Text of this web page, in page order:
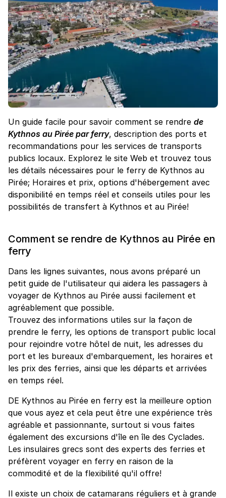
Un guide facile pour savoir comment se rendre de
Kythnos au Pirée par ferry, description des ports et
recommandations pour les services de transports
publics locaux. Explorez le site Web et trouvez tous
les détails nécessaires pour le ferry de Kythnos au
Pirée; Horaires et prix, options d'hébergement avec
disponibilité en temps réel et conseils utiles pour les
possibilités de transfert à Kythnos et au Pirée!
Comment se rendre de Kythnos au Pirée en
ferry
Dans les lignes suivantes, nous avons préparé un
petit guide de l'utilisateur qui aidera les passagers à
voyager de Kythnos au Pirée aussi facilement et
agréablement que possible.
Trouvez des informations utiles sur la façon de
prendre le ferry, les options de transport public local
pour rejoindre votre hôtel de nuit, les adresses du
port et les bureaux d'embarquement, les horaires et
les prix des ferries, ainsi que les départs et arrivées
en temps réel.
DE Kythnos au Pirée en ferry est la meilleure option
que vous ayez et cela peut être une expérience très
agréable et passionnante, surtout si vous faites
également des excursions d'île en île des Cyclades.
Les insulaires grecs sont des experts des ferries et
préfèrent voyager en ferry en raison de la
commodité et de la flexibilité qu'il offre!
Il existe un choix de catamarans réguliers et à grande